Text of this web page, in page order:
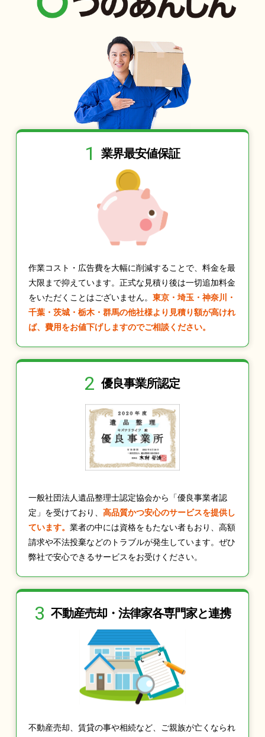
1 業界最安値保証
作業コスト・広告費を大幅に削減することで、料金を最
大限まで抑えています。正式な見積り後は一切追加料金
をいただくことはございません。 東京・埼玉・神奈川・
千葉・茨城・栃木・群馬の他社様より見積り額が高けれ
ば、費用をお値下げしますのでご相談ください。
2 優良事業所認定
一般社団法人遺品整理士認定協会から「優良事業者認
定」を受けており、 高品質かつ安心のサービスを提供し
ています。 業者の中には資格をもたない者もおり、高額
請求や不法投棄などのトラブルが発生しています。ぜひ
弊社で安心できるサービスをお受けください。
3 不動産売却・法律家各専門家と連携
不動産売却、賃貸の事や相続など、ご親族が亡くなられ